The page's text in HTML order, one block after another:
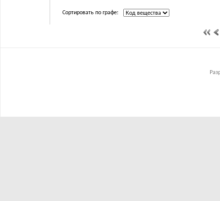
Сортировать по графе: